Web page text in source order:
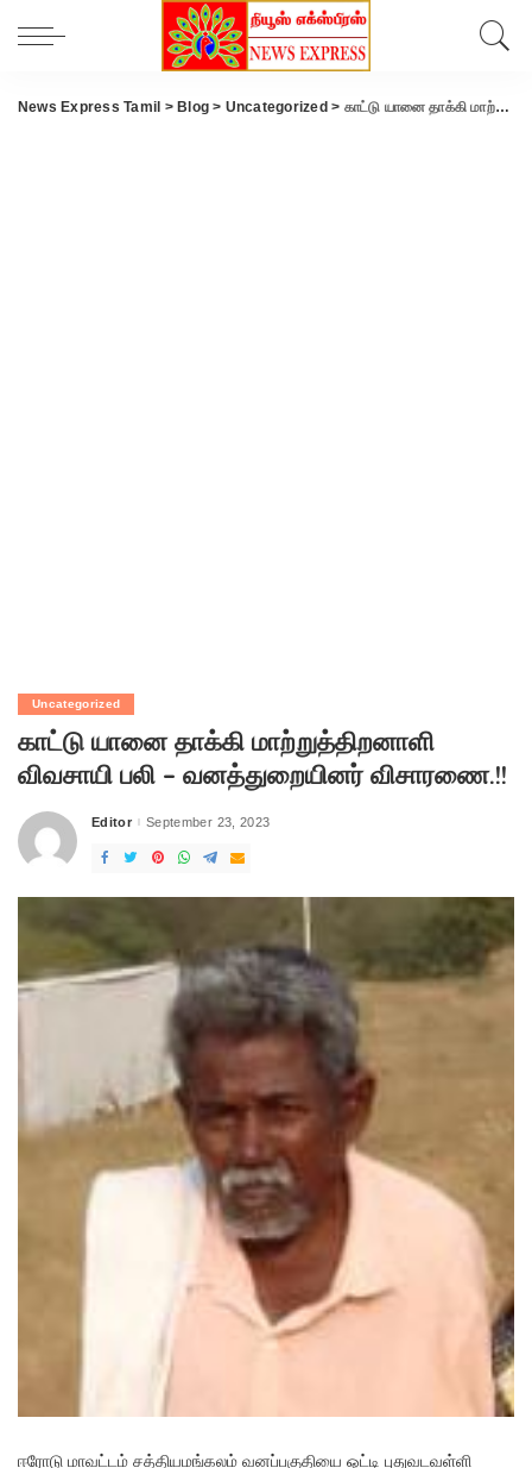
News Express Tamil > Blog > Uncategorized > காட்டு யானை தாக்கி மாற்றுத்திறனாளி விவசாயி பலி – வனத்துறையினர் விசாரணை.!!
Uncategorized
காட்டு யானை தாக்கி மாற்றுத்திறனாளி
விவசாயி பலி – வனத்துறையினர் விசாரணை.!!
Posted
Editor September 23, 2023
ஈரோடு மாவட்டம் சத்தியமங்கலம் வனப்பகுதியை ஒட்டி புதுவடவள்ளி